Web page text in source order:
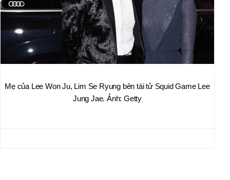
Mẹ của Lee Won Ju, Lim Se Ryung bên tài tử Squid Game Lee
Jung Jae. Ảnh: Getty